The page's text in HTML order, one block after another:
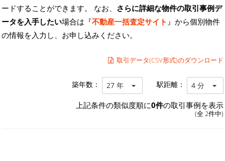
ードすることができます。 なお、 さらに詳細な物件の取引事例デ
ータを入手したい場合は『不動産一括査定サイト 』から個別物件
の情報を入力し、お申し込みください。
取引データ(CSV形式)のダウンロード
築年数： 27 年 駅距離： 4 分
上記条件の類似度順に0件の取引事例を表示
(全 2件中)